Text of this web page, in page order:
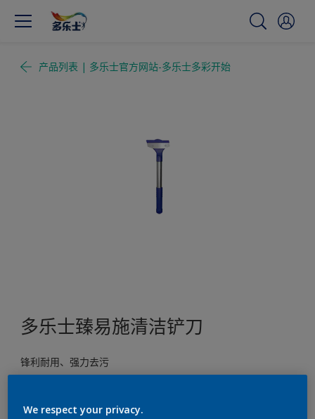
产品列表 | 多乐士官方网站-多乐士多彩开始
多乐士臻易施清洁铲刀
锋利耐用、强力去污
We respect your privacy.